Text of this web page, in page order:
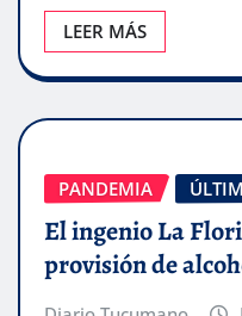
LEER MÁS
PANDEMIA
El ingenio La
provisión de